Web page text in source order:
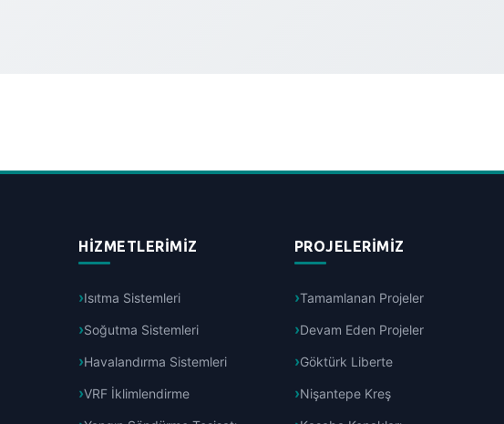
HIZMETLERIMIZ
Isıtma Sistemleri
Soğutma Sistemleri
Havalandırma Sistemleri
VRF İklimlendirme
PROJELERIMIZ
Tamamlanan Projeler
Devam Eden Projeler
Göktürk Liberte
Nişantepe Kreş